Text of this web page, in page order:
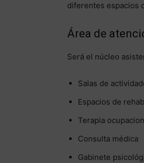
diferentes espacios
Área de
Será el núcleo
Salas de
Espacios de
Terapia
Consulta médica
Gabinete